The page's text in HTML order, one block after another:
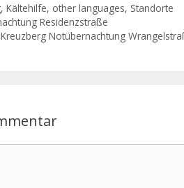
,Kältehilfe, other languages, Standorte
Residenzstraße
Notübernachtung